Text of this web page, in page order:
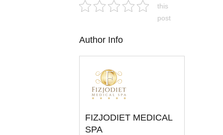
this
post
Author Info
FIZJODIET MEDICAL
SPA